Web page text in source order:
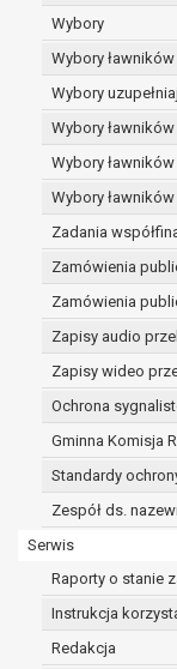
Wybory
Wybory ławników
Wybory
Wybory
Wybory
Wybory ławników
Zadania
Zamówienia
Zamówienia
Zapisy audio
Zapisy wideo
Ochrona
Gminna Komisja
Standardy
Zespół ds.
Serwis
Raporty o stanie
Instrukcja
Redakcja